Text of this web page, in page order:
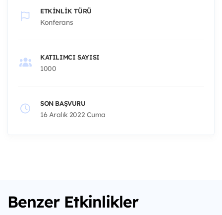
ETKINLIK TÜRÜ
Konferans
KATILIMCI SAYISI
1000
SON BAŞVURU
16 Aralık 2022 Cuma
Benzer Etkinlikler